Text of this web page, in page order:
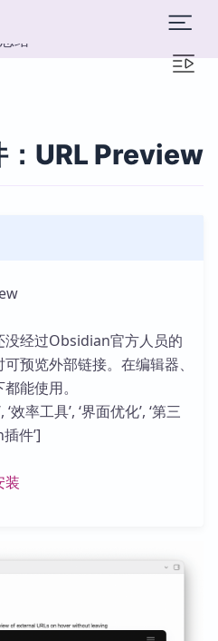
结
URL Preview
没经过Obsidian官方人员的
预览外部链接。在编辑器、
能使用。
效率工具’, ‘界面优化’, ‘第三
件’]
装